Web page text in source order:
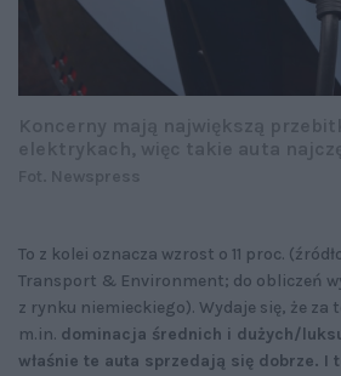
To z kolei oznacza wzrost o 11 proc.
Transport & Environment; do obliczeń
z rynku niemieckiego). Wydaje się, że za
m.in. dominacja średnich i dużych/
właśnie te auta sprzedają się dobrze. I